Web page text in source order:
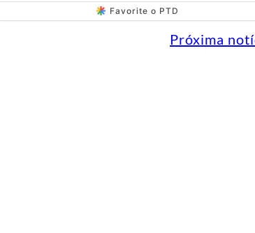
Favorite o PTD
Próxima